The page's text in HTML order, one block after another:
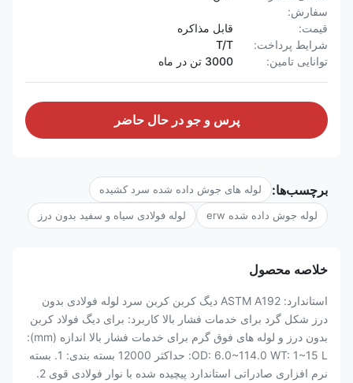
سفارش:
قیمت:
قابل مذاکره
شرایط پرداخت:
T/T
توانایی تامین:
3000 تن در ماه
پرس و جو در حال حاضر
برچسب‌ها: لوله های جوش داده شده سرد کشیده
لوله جوش داده شده erw لوله فولادی سیاه و سفید بدون درز
خلاصه محصول
استاندارد: ASTM A192 دیگ کربن کربن سرد لوله فولادی بدون
درز شکل گرد برای خدمات فشار بالا کاربرد: برای دیگ فولاد کربن
بدون درز و لوله های فوق گرم برای خدمات فشار بالا اندازه (mm):
OD: 6.0~114.0 WT: 1~15 L: حداکثر 12000 بسته بندی: 1. بسته
نرم افزاری صادراتی استاندارد پیچیده شده با نوار فولادی قوی 2.